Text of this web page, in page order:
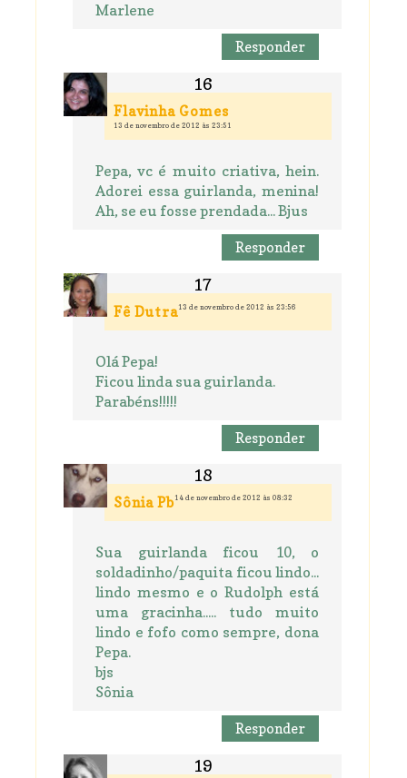
Marlene
Responder
Flavinha Gomes
13 de novembro de 2012 às 23:51
Pepa, vc é muito criativa, hein.
Adorei essa guirlanda, menina!
Ah, se eu fosse prendada... Bjus
Responder
Fê Dutra13 de novembro de 2012 às 23:56
Olá Pepa!
Ficou linda sua guirlanda.
Parabéns!!!!!
Responder
Sônia Pb 14 de novembro de 2012 às 08:32
Sua guirlanda ficou 10, o
soldadinho/paquita ficou lindo...
lindo mesmo e o Rudolph está
uma gracinha..... tudo muito
lindo e fofo como sempre, dona
Pepa.
bjs
Sônia
Responder